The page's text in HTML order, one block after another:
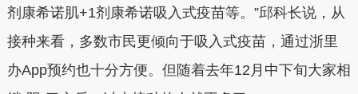
剂康希诺肌+1剂康希诺吸入式疫苗等。”邱科长说，从
接种来看，多数市民更倾向于吸入式疫苗，通过浙里
办App预约也十分方便。但随着去年12月中下旬大家相